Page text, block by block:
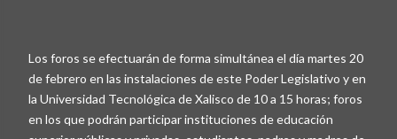
Los foros se efectuarán de forma simultánea el día martes 20
de febrero en las instalaciones de este Poder Legislativo y en
la Universidad Tecnológica de Xalisco de 10 a 15 horas; foros
en los que podrán participar instituciones de educación